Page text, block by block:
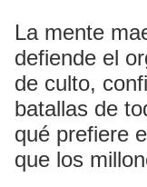
La mente
defiende el
de culto,
batallas de
qué prefiere
que los